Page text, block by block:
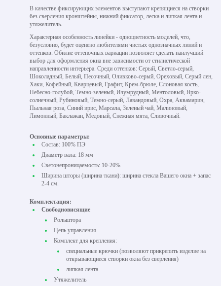
В качестве фиксирующих элементов выступают крепящиеся на створки
без сверления кронштейны, нижний фиксатор, леска и липкая лента и
утяжелитель.
Характерная особенность линейки - одноцветность моделей, что,
безусловно, будет оценено любителями чистых однозначных линий и
оттенков. Обилие оттеночных вариации позволяет сделать наилучший
выбор для оформления окна вне зависимости от стилистической
направленности интерьера. Среди оттенков: Серый, Светло-серый,
Шоколадный, Белый, Песочный, Оливково-серый, Ореховый, Серый лен,
Хаки, Кофейный, Кварцевый, Графит, Крем-брюле, Слоновая кость,
Небесно-голубой, Темно-зеленый, Изумрудный, Ментоловый, Ярко-
солнечный, Рубиновый, Темно-серый, Лавандовый, Охра, Аквамарин,
Пыльная роза, Синий ирис, Марсала, Зеленый чай, Малиновый,
Лимонный, Баклажан, Медовый, Снежная мята, Сливочный.
Основные параметры:
Состав: 100% ПЭ
Диаметр вала: 18 мм
Светонепроницаемость: 10-20%
Ширина шторы (ширина ткани): ширина стекла Вашего окна + запас
2-4 см.
Комплектация:
Свободновисящие
Рольштора
Цепь управления
Комплект для крепления:
специальные крючки (позволяют прикрепить изделие на
открывающиеся створки окна без сверления)
липкая лента
Утяжелитель